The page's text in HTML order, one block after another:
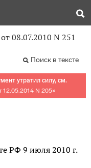
08.07.2010 N 251
Поиск в тексте
утратил силу, см.
N 205»
РФ 9 июля 2010 г.